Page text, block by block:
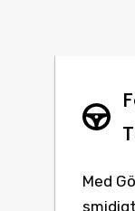
Med